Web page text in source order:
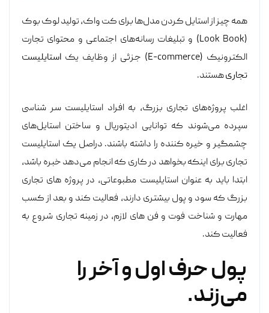
همه چیز از استایل‌ کردن مدل‌ها برای کت واک، تولید لوک‌ بوک
(Look Book) و تبلیغات رسانه‌های اجتماعی و محتوای تجارت
الکترونیک (E-commerce) جزئی از وظایف یک
استایلیست
تجاریهستند.
اغلب پروژه‌های تجاری بزرگ، به افراد استایلیست سر شناسی
سپرده می‌شوند که توانایی ادیتوریال و ساختن استایل‌های
چشمگیر و خیره کننده را داشته باشند. دراصل یک استایلیست
تجاری برای اینکه بخواهد در کاری که انجام می‌دهد خبره باشد،
ابتدا باید به عنوان استایلیست مطبوعاتی، در پروژه های تجاری
بزرگ که سود و پول بیشتری دارند، فعالیت کند و بعد از کسب
مهارت و شناخت فوت و فن ‌های لازم، در زمینه تجاری شروع به
فعالیت کند.
پول حرف اول و آخر را
می‌زند.